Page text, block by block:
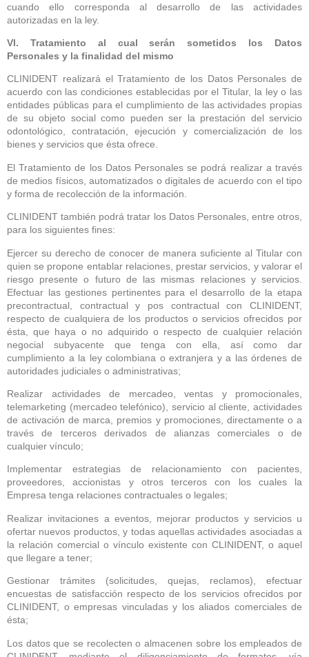
cuando ello corresponda al desarrollo de las actividades
autorizadas en la ley.
VI. Tratamiento al cual serán sometidos los Datos
Personales y la finalidad del mismo
CLINIDENT realizará el Tratamiento de los Datos Personales de
acuerdo con las condiciones establecidas por el Titular, la ley o las
entidades públicas para el cumplimiento de las actividades propias
de su objeto social como pueden ser la prestación del servicio
odontológico, contratación, ejecución y comercialización de los
bienes y servicios que ésta ofrece.
El Tratamiento de los Datos Personales se podrá realizar a través
de medios físicos, automatizados o digitales de acuerdo con el tipo
y forma de recolección de la información.
CLINIDENT también podrá tratar los Datos Personales, entre otros,
para los siguientes fines:
Ejercer su derecho de conocer de manera suficiente al Titular con
quien se propone entablar relaciones, prestar servicios, y valorar el
riesgo presente o futuro de las mismas relaciones y servicios.
Efectuar las gestiones pertinentes para el desarrollo de la etapa
precontractual, contractual y pos contractual con CLINIDENT,
respecto de cualquiera de los productos o servicios ofrecidos por
ésta, que haya o no adquirido o respecto de cualquier relación
negocial subyacente que tenga con ella, así como dar
cumplimiento a la ley colombiana o extranjera y a las órdenes de
autoridades judiciales o administrativas;
Realizar actividades de mercadeo, ventas y promocionales,
telemarketing (mercadeo telefónico), servicio al cliente, actividades
de activación de marca, premios y promociones, directamente o a
través de terceros derivados de alianzas comerciales o de
cualquier vínculo;
Implementar estrategias de relacionamiento con pacientes,
proveedores, accionistas y otros terceros con los cuales la
Empresa tenga relaciones contractuales o legales;
Realizar invitaciones a eventos, mejorar productos y servicios u
ofertar nuevos productos, y todas aquellas actividades asociadas a
la relación comercial o vínculo existente con CLINIDENT, o aquel
que llegare a tener;
Gestionar trámites (solicitudes, quejas, reclamos), efectuar
encuestas de satisfacción respecto de los servicios ofrecidos por
CLINIDENT, o empresas vinculadas y los aliados comerciales de
ésta;
Los datos que se recolecten o almacenen sobre los empleados de